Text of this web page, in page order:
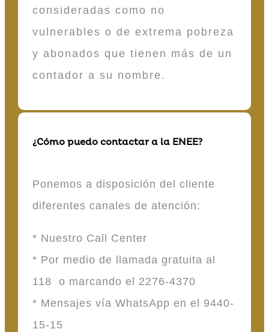
consideradas como no
vulnerables o de extrema pobreza
y abonados que tienen más de un
contador a su nombre.
¿Cómo puedo contactar a la ENEE?
Ponemos a disposición del cliente
diferentes canales de atención:
* Nuestro Call Center
* Por medio de llamada gratuita al
118 o marcando el 2276-4370
* Mensajes vía WhatsApp en el 9440-
15-15